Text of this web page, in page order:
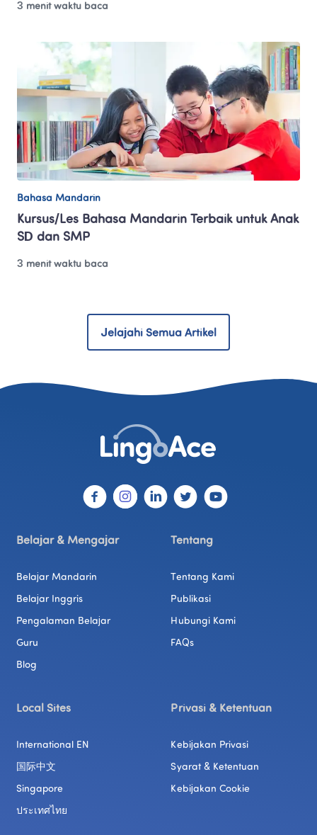
3 menit waktu baca
Bahasa Mandarin
Kursus/Les Bahasa Mandarin Terbaik untuk Anak
SD dan SMP
3 menit waktu baca
Jelajahi Semua Artikel
Belajar & Mengajar
Belajar Mandarin
Belajar Inggris
Pengalaman Belajar
Guru
Blog
Tentang
Tentang Kami
Publikasi
Hubungi Kami
FAQs
Local Sites
International EN
国际中文
Singapore
ประเทศไทย
Privasi & Ketentuan
Kebijakan Privasi
Syarat & Ketentuan
Kebijakan Cookie